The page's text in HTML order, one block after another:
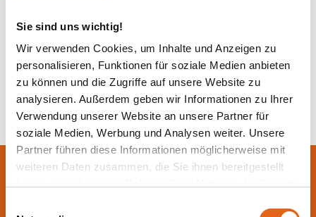
Sie sind uns wichtig!
Wir verwenden Cookies, um Inhalte und Anzeigen zu
personalisieren, Funktionen für soziale Medien anbieten
zu können und die Zugriffe auf unsere Website zu
analysieren. Außerdem geben wir Informationen zu Ihrer
Verwendung unserer Website an unsere Partner für
soziale Medien, Werbung und Analysen weiter. Unsere
Partner führen diese Informationen möglicherweise mit
weiteren Daten zusammen, die Sie ihnen bereitgestellt
Zurück zur Übersicht
Lassen Sie sich jetzt